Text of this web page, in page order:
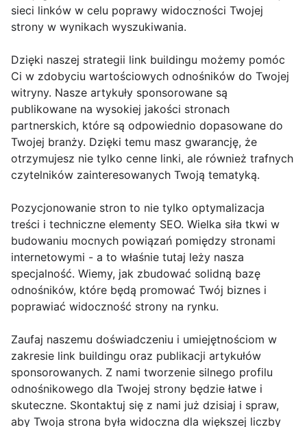
sieci linków w celu poprawy widoczności Twojej
strony w wynikach wyszukiwania.
Dzięki naszej strategii link buildingu możemy pomóc
Ci w zdobyciu wartościowych odnośników do Twojej
witryny. Nasze artykuły sponsorowane są
publikowane na wysokiej jakości stronach
partnerskich, które są odpowiednio dopasowane do
Twojej branży. Dzięki temu masz gwarancję, że
otrzymujesz nie tylko cenne linki, ale również trafnych
czytelników zainteresowanych Twoją tematyką.
Pozycjonowanie stron to nie tylko optymalizacja
treści i techniczne elementy SEO. Wielka siła tkwi w
budowaniu mocnych powiązań pomiędzy stronami
internetowymi - a to właśnie tutaj leży nasza
specjalność. Wiemy, jak zbudować solidną bazę
odnośników, które będą promować Twój biznes i
poprawiać widoczność strony na rynku.
Zaufaj naszemu doświadczeniu i umiejętnościom w
zakresie link buildingu oraz publikacji artykułów
sponsorowanych. Z nami tworzenie silnego profilu
odnośnikowego dla Twojej strony będzie łatwe i
skuteczne. Skontaktuj się z nami już dzisiaj i spraw,
aby Twoja strona była widoczna dla większej liczby